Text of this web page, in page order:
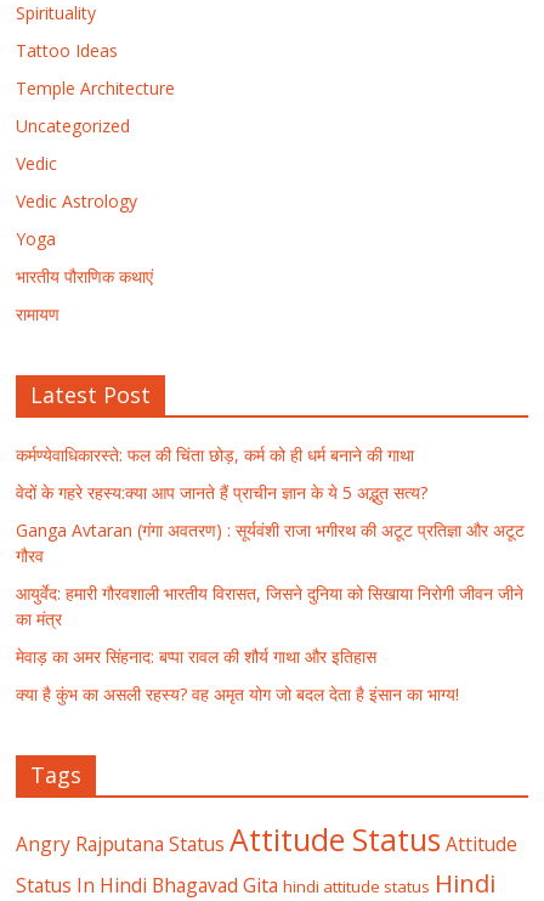
Spirituality
Tattoo Ideas
Temple Architecture
Uncategorized
Vedic
Vedic Astrology
Yoga
भारतीय पौराणिक कथाएं
रामायण
Latest Post
कर्मण्येवाधिकारस्ते: फल की चिंता छोड़, कर्म को ही धर्म बनाने की गाथा
वेदों के गहरे रहस्य:क्या आप जानते हैं प्राचीन ज्ञान के ये 5 अद्भुत सत्य?
Ganga Avtaran (गंगा अवतरण) : सूर्यवंशी राजा भगीरथ की अटूट प्रतिज्ञा और अटूट
गौरव
आयुर्वेद: हमारी गौरवशाली भारतीय विरासत, जिसने दुनिया को सिखाया निरोगी जीवन जीने
का मंत्र
मेवाड़ का अमर सिंहनाद: बप्पा रावल की शौर्य गाथा और इतिहास
क्या है कुंभ का असली रहस्य? वह अमृत योग जो बदल देता है इंसान का भाग्य!
Tags
Angry Rajputana Status Attitude Status Attitude
Status In Hindi Bhagavad Gita hindi attitude status Hindi